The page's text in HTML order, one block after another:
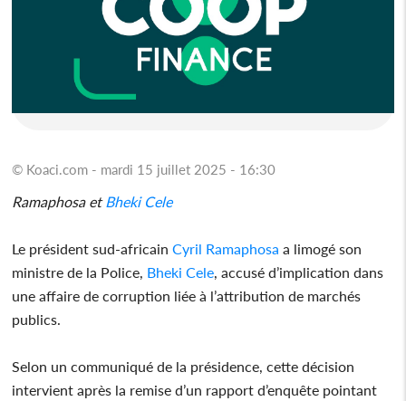
© Koaci.com - mardi 15 juillet 2025 - 16:30
Ramaphosa et Bheki Cele
Le président sud-africainCyril Ramaphosa a limogé son
ministre de la Police, Bheki Cele , accusé d’implication dans
une affaire de corruption liée à l’attribution de marchés
publics.
Selon un communiqué de la présidence, cette décision
intervient après la remise d’un rapport d’enquête pointant